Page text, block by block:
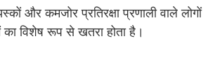
और कमजोर प्रतिरक्षा प्रणाली वाले लोगों
का विशेष रूप से खतरा होता है।